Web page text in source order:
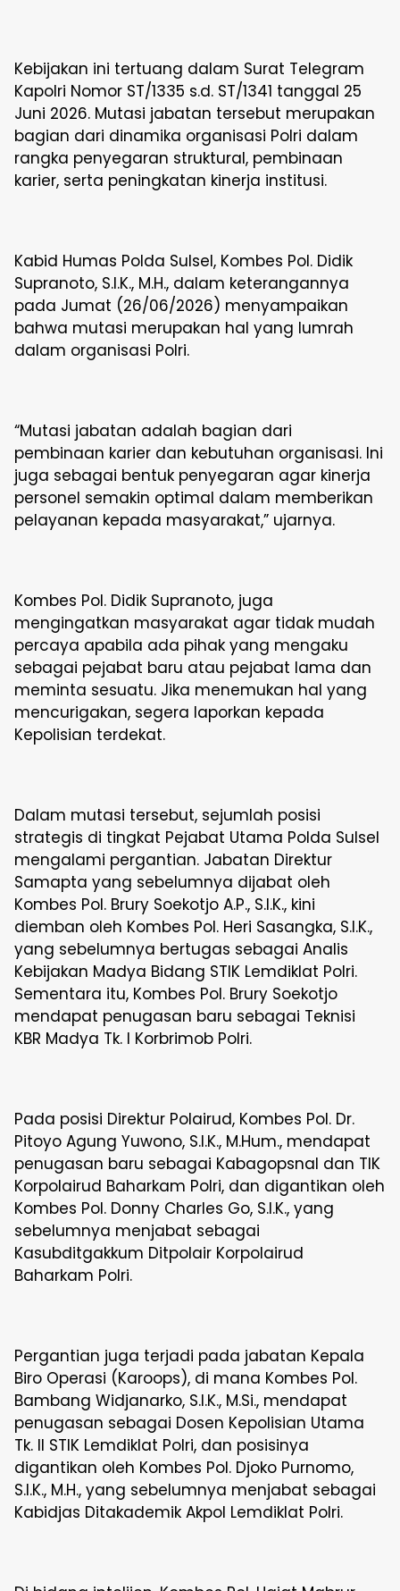
Kebijakan ini tertuang dalam Surat Telegram
Kapolri Nomor ST/1335 s.d. ST/1341 tanggal 25
Juni 2026. Mutasi jabatan tersebut merupakan
bagian dari dinamika organisasi Polri dalam
rangka penyegaran struktural, pembinaan
karier, serta peningkatan kinerja institusi.
Kabid Humas Polda Sulsel, Kombes Pol. Didik
Supranoto, S.I.K., M.H., dalam keterangannya
pada Jumat (26/06/2026) menyampaikan
bahwa mutasi merupakan hal yang lumrah
dalam organisasi Polri.
“Mutasi jabatan adalah bagian dari
pembinaan karier dan kebutuhan organisasi. Ini
juga sebagai bentuk penyegaran agar kinerja
personel semakin optimal dalam memberikan
pelayanan kepada masyarakat,” ujarnya.
Kombes Pol. Didik Supranoto, juga
mengingatkan masyarakat agar tidak mudah
percaya apabila ada pihak yang mengaku
sebagai pejabat baru atau pejabat lama dan
meminta sesuatu. Jika menemukan hal yang
mencurigakan, segera laporkan kepada
Kepolisian terdekat.
Dalam mutasi tersebut, sejumlah posisi
strategis di tingkat Pejabat Utama Polda Sulsel
mengalami pergantian. Jabatan Direktur
Samapta yang sebelumnya dijabat oleh
Kombes Pol. Brury Soekotjo A.P., S.I.K., kini
diemban oleh Kombes Pol. Heri Sasangka, S.I.K.,
yang sebelumnya bertugas sebagai Analis
Kebijakan Madya Bidang STIK Lemdiklat Polri.
Sementara itu, Kombes Pol. Brury Soekotjo
mendapat penugasan baru sebagai Teknisi
KBR Madya Tk. I Korbrimob Polri.
Pada posisi Direktur Polairud, Kombes Pol. Dr.
Pitoyo Agung Yuwono, S.I.K., M.Hum., mendapat
penugasan baru sebagai Kabagopsnal dan TIK
Korpolairud Baharkam Polri, dan digantikan oleh
Kombes Pol. Donny Charles Go, S.I.K., yang
sebelumnya menjabat sebagai
Kasubditgakkum Ditpolair Korpolairud
Baharkam Polri.
Pergantian juga terjadi pada jabatan Kepala
Biro Operasi (Karoops), di mana Kombes Pol.
Bambang Widjanarko, S.I.K., M.Si., mendapat
penugasan sebagai Dosen Kepolisian Utama
Tk. II STIK Lemdiklat Polri, dan posisinya
digantikan oleh Kombes Pol. Djoko Purnomo,
S.I.K., M.H., yang sebelumnya menjabat sebagai
Kabidjas Ditakademik Akpol Lemdiklat Polri.